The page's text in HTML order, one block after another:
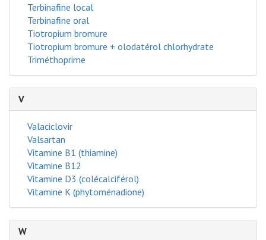
Terbinafine local
Terbinafine oral
Tiotropium bromure
Tiotropium bromure + olodatérol chlorhydrate
Triméthoprime
V
Valaciclovir
Valsartan
Vitamine B1 (thiamine)
Vitamine B12
Vitamine D3 (colécalciférol)
Vitamine K (phytoménadione)
W